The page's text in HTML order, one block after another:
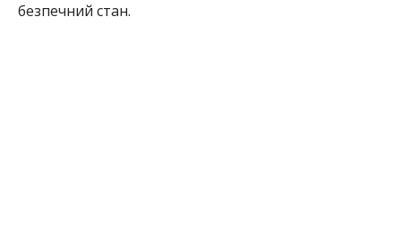
безпечний стан.